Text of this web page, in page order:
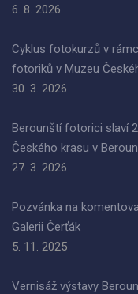
6. 8. 2026
Cyklus fotokurzů v
fotoriků v Muzeu
30. 3. 2026
Berounští fotorici slaví
Českého krasu v
27. 3. 2026
Pozvánka na
Galerii Čerťák
5. 11. 2025
Vernisáž výstavy